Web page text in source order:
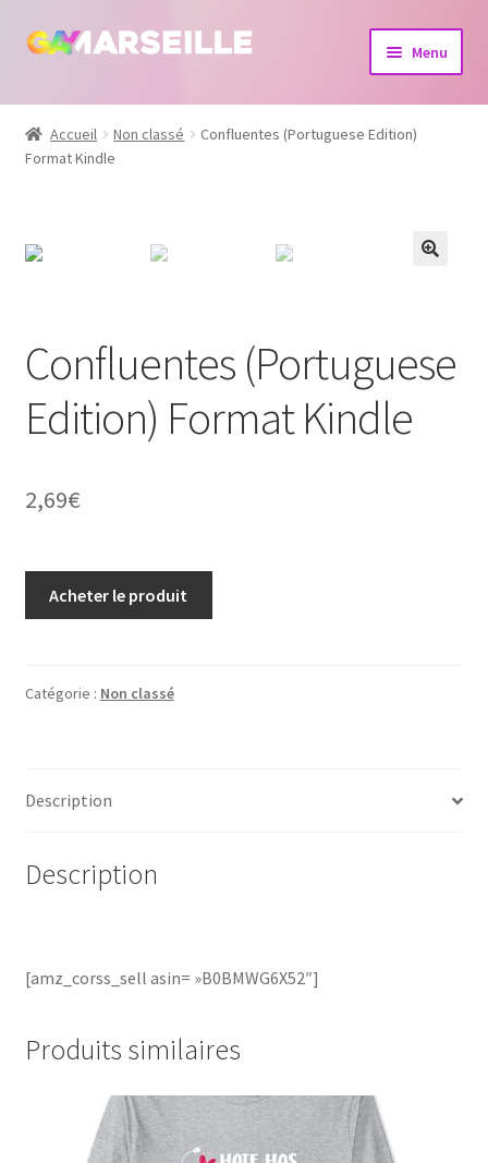
Aller
navigation
Aller
Menu
Boutique
Bijoux
Accueil Non classé
Confluentes (Portuguese Edition)
Format Kindle
Confluentes (Portuguese
Edition) Format Kindle
2,69€
Acheter le produit
Catégorie : Non classé
Description
Description
[amz_corss_sell asin= »B0BMWG6X52″]
Produits similaires